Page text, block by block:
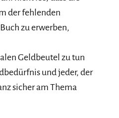
der fehlenden
zu erwerben,
Geldbeutel zu tun
und jeder, der
sicher am Thema